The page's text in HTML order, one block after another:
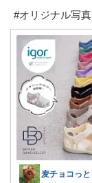
#オリジナル写真